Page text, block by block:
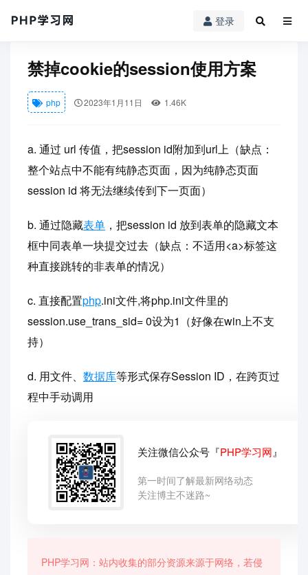
登录
PHP学习网 禁掉cookie的session使用方案
禁掉cookie的session使用方案
php 2023年1月11日 1.46K
a. 通过 url 传值，把session id附加到url上（缺点：
整个站点中不能有纯静态页面，因为纯静态页面
session id 将无法继续传到下一页面）
b. 通过隐藏表单 ，把session id 放到表单的隐藏文本
框中同表单一块提交过去（缺点：不适用<a>标签这
种直接跳转的非表单的情况）
c. 直接配置php.ini文件,将php.ini文件里的
session.use_trans_sid= 0设为1（好像在win上不支
持）
d. 用文件、 数据库等形式保存Session ID，在跨页过
程中手动调用
关注微信公众号『PHP学习网 』
第一时间了解最新网络动态
关注博主不迷路~
PHP学习网：站内收集的部分资源来源于网络，若侵